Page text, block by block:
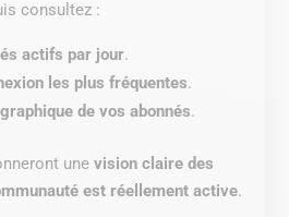
consultez :
actifs par jour.
les plus fréquentes.
de vos abonnés.
unevision claire des
est réellement active.